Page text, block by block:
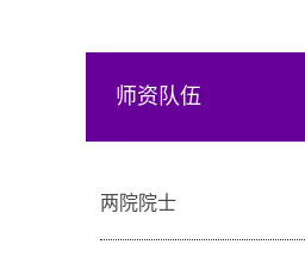
师资队伍
两院院士